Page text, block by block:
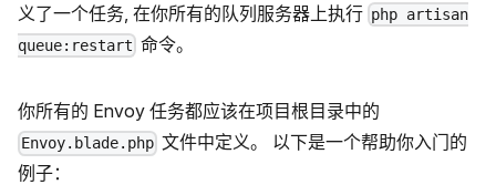
义了一个任务, 在你所有的队列服务器上执行 php artisan
queue:restart 命令。
你所有的 Envoy 任务都应该在项目根目录中的
Envoy.blade.php 文件中定义。 以下是一个帮助你入门的
例子：